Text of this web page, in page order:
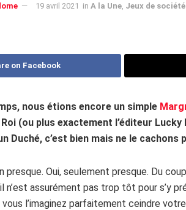
19 avril 2021 in A la Une Jeux de société
on Facebook
nous étions encore un simple
(ou plus exactement l’éditeur
Duché, c’est bien mais ne le cachons
presque. Oui, seulement presque. Du
il n’est assurément pas trop tôt pour s’y
l’imaginez parfaitement ceindre